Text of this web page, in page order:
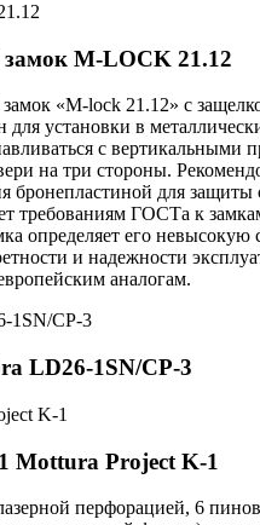
M-LOCK 21.12
«M-lock 21.12» с
для установки в
с вертикальными
на три стороны.
бронепластиной для защиты
требованиям ГОСТа к
определяет его невысокую
и надежности
аналогам.
LD26-1SN/CP-3
Mottura Project K-1
перфорацией, 6